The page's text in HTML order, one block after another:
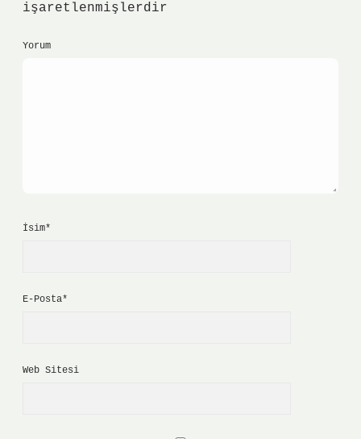
işaretlenmişlerdir
Yorum
İsim*
E-Posta*
Web Sitesi